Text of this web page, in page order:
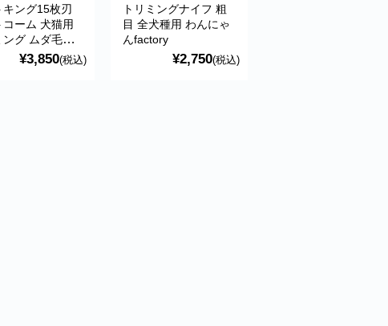
キング15枚刃
コーム 犬猫用
ング ムダ毛・
り グルーミン
にゃんfactory
¥3,850(税込)
トリミングナイフ 粗
目 全犬種用 わんにゃ
んfactory
¥2,750(税込)